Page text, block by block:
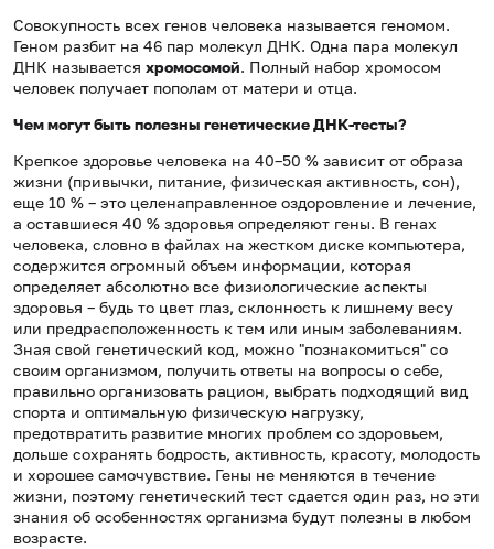
Совокупность всех генов человека называется геномом.
Геном разбит на 46 пар молекул ДНК. Одна пара молекул
ДНК называется хромосомой. Полный набор хромосом
человек получает пополам от матери и отца.
Чем могут быть полезны генетические ДНК-тесты?
Крепкое здоровье человека на 40–50 % зависит от образа
жизни (привычки, питание, физическая активность, сон),
еще 10 % – это целенаправленное оздоровление и лечение,
а оставшиеся 40 % здоровья определяют гены. В генах
человека, словно в файлах на жестком диске компьютера,
содержится огромный объем информации, которая
определяет абсолютно все физиологические аспекты
здоровья – будь то цвет глаз, склонность к лишнему весу
или предрасположенность к тем или иным заболеваниям.
Зная свой генетический код, можно "познакомиться" со
своим организмом, получить ответы на вопросы о себе,
правильно организовать рацион, выбрать подходящий вид
спорта и оптимальную физическую нагрузку,
предотвратить развитие многих проблем со здоровьем,
дольше сохранять бодрость, активность, красоту, молодость
и хорошее самочувствие. Гены не меняются в течение
жизни, поэтому генетический тест сдается один раз, но эти
знания об особенностях организма будут полезны в любом
возрасте.